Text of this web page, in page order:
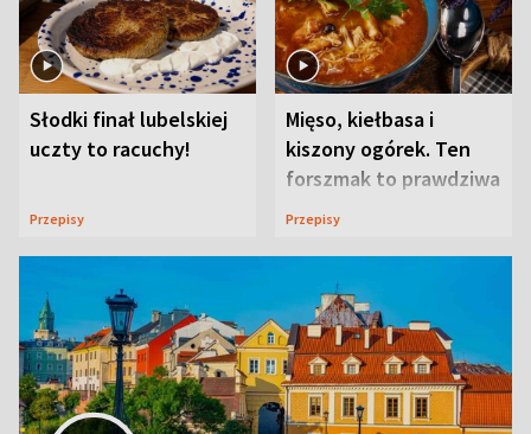
Słodki finał lubelskiej
uczty to racuchy!
Przepisy
Mięso, kiełbasa i
kiszony ogórek. Ten
forszmak to prawdziwa
uczta
Przepisy